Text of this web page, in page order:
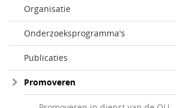
Organisatie
Onderzoeksprogramma's
Publicaties
Promoveren